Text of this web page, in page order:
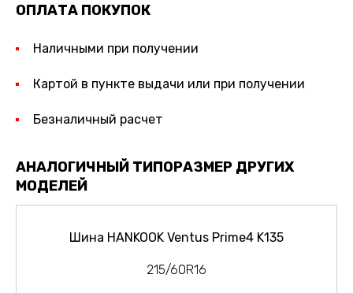
ОПЛАТА ПОКУПОК
Наличными при получении
Картой в пункте выдачи или при получении
Безналичный расчет
АНАЛОГИЧНЫЙ ТИПОРАЗМЕР ДРУГИХ
МОДЕЛЕЙ
Шина HANKOOK Ventus Prime4 K135
215/60R16